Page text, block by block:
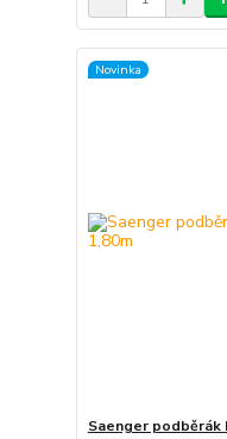
Novinka
Saenger podběrák